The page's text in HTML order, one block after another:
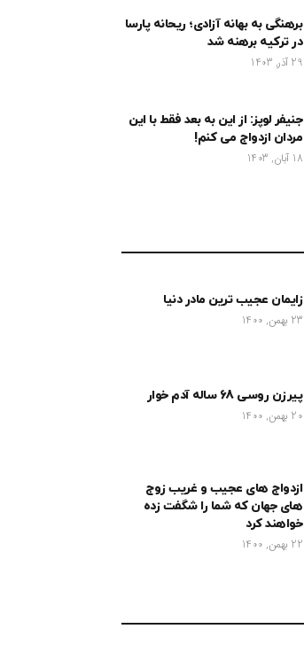
برهنگی به بهانه آزادی؛ ریحانه پارسا
در ترکیه برهنه شد
29 آذر, 1403
جنیفر لوپز: از این به بعد فقط با این
مردان ازدواج می کنم!
18 آبان, 1403
زایمان عجیب ترین مادر دنیا
23 بهمن, 1400
پیرزن روسی 68 ساله آدم خوار
20 بهمن, 1400
ازدواج های عجیب و غریب زوج
های جهان که شما را شگفت زده
خواهند کرد
22 بهمن, 1400